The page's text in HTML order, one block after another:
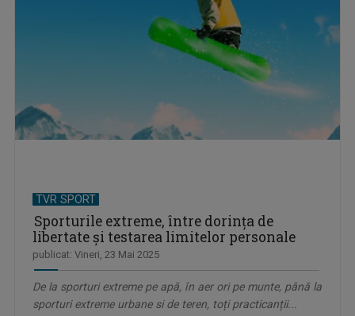
TVR SPORT
Sporturile extreme, între dorința de
libertate și testarea limitelor personale
publicat: Vineri, 23 Mai 2025
De la sporturi extreme pe apă, în aer ori pe munte, până la
sporturi extreme urbane si de teren, toți practicanții...